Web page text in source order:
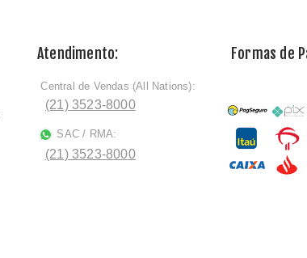
Atendimento:
ﾠCentral de Vendas (All Nations):
(21) 3523-8000
SAC / RMA:
(21) 3523-8000
Formas de